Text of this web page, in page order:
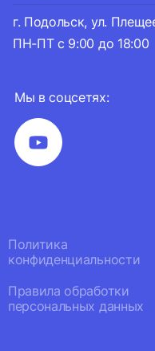
Мы в соцсетях:
г. Подольск, ул.
ПН-ПТ с 9:00 до 18:00
Политика
конфиденциальности
Правила обработки
персональных данных